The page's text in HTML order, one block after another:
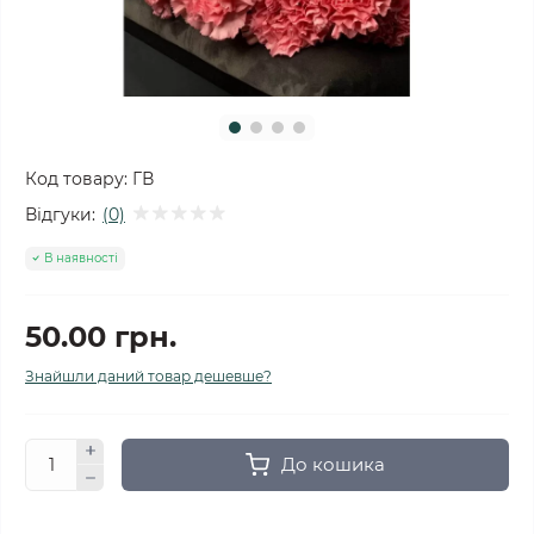
Код товару: ГВ
Відгуки: (0)
В наявності
50.00 грн.
Знайшли даний товар дешевше?
До кошика